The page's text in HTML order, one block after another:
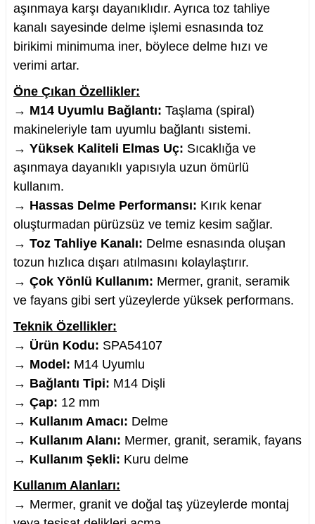
ve Lehim Teli
aşınmaya karşı dayanıklıdır. Ayrıca toz tahliye
kanalı sayesinde delme işlemi esnasında toz
birikimi minimuma iner, böylece delme hızı ve
verimi artar.
Öne Çıkan Özellikler:
→ M14 Uyumlu Bağlantı: Taşlama (spiral)
makineleriyle tam uyumlu bağlantı sistemi.
→ Yüksek Kaliteli Elmas Uç: Sıcaklığa ve
aşınmaya dayanıklı yapısıyla uzun ömürlü
kullanım.
→ Hassas Delme Performansı: Kırık kenar
oluşturmadan pürüzsüz ve temiz kesim sağlar.
→ Toz Tahliye Kanalı: Delme esnasında oluşan
tozun hızlıca dışarı atılmasını kolaylaştırır.
→ Çok Yönlü Kullanım: Mermer, granit, seramik
ve fayans gibi sert yüzeylerde yüksek performans.
Teknik Özellikler:
→ Ürün Kodu: SPA54107
→ Model: M14 Uyumlu
→ Bağlantı Tipi: M14 Dişli
→ Çap: 12 mm
→ Kullanım Amacı: Delme
→ Kullanım Alanı: Mermer, granit, seramik, fayans
→ Kullanım Şekli: Kuru delme
Kullanım Alanları:
→ Mermer, granit ve doğal taş yüzeylerde montaj